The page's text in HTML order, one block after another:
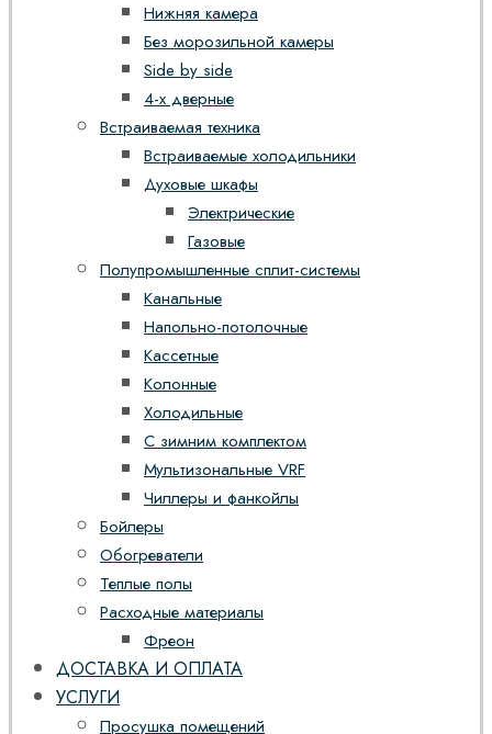
Нижняя камера
Без морозильной камеры
Side by side
4-х дверные
Встраиваемая техника
Встраиваемые холодильники
Духовые шкафы
Электрические
Газовые
Полупромышленные сплит-системы
Канальные
Напольно-потолочные
Кассетные
Колонные
Холодильные
С зимним комплектом
Мультизональные VRF
Чиллеры и фанкойлы
Бойлеры
Обогреватели
Теплые полы
Расходные материалы
Фреон
ДОСТАВКА И ОПЛАТА
УСЛУГИ
Просушка помещений